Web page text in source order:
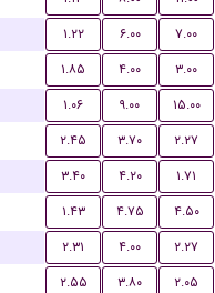
۱.۲۲ ۶.۰۰
۷.۰۰
۱.۸۵ ۴.۰۰
۳.۰۰
۱.۰۶ ۹.۰۰
۱۵.۰۰
۲.۴۵ ۳.۷۰
۲.۲۷
۳.۴۰ ۴.۲۰
۱.۷۱
۱.۴۳ ۴.۷۵
۴.۵۰
۲.۳۱ ۴.۰۰
۲.۲۷
۲.۵۵ ۳.۸۰ ۲.۰۵